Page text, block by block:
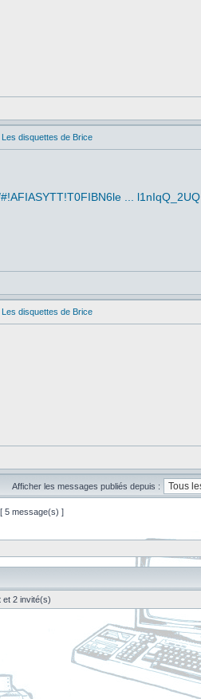
Les disquettes de Brice
... l1nIqQ_2UQ
Les disquettes de Brice
Afficher les messages publiés depuis :
[ 5 message(s) ]
et 2 invité(s)